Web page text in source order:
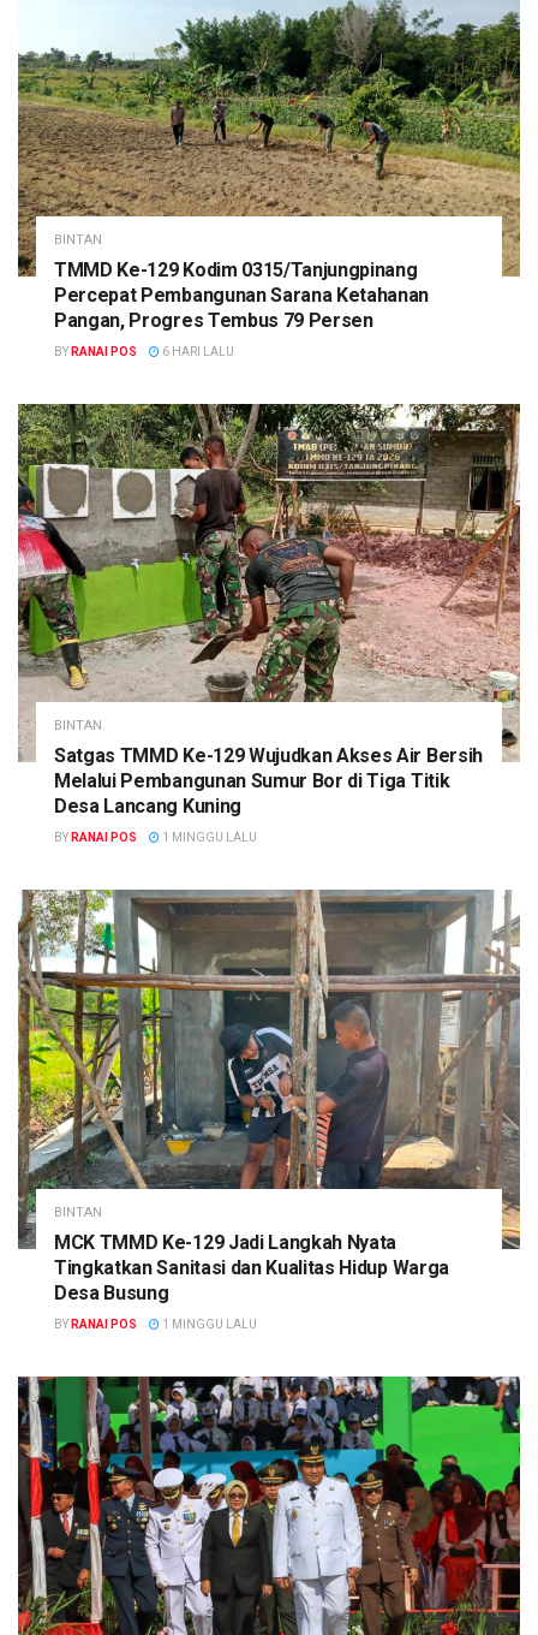
BINTAN
TMMD Ke-129 Kodim 0315/Tanjungpinang
Percepat Pembangunan Sarana Ketahanan
Pangan, Progres Tembus 79 Persen
BY RANAI POS 6 HARI LALU
BINTAN
Satgas TMMD Ke-129 Wujudkan Akses Air Bersih
Melalui Pembangunan Sumur Bor di Tiga Titik
Desa Lancang Kuning
BY RANAI POS 1 MINGGU LALU
BINTAN
MCK TMMD Ke-129 Jadi Langkah Nyata
Tingkatkan Sanitasi dan Kualitas Hidup Warga
Desa Busung
BY RANAI POS 1 MINGGU LALU